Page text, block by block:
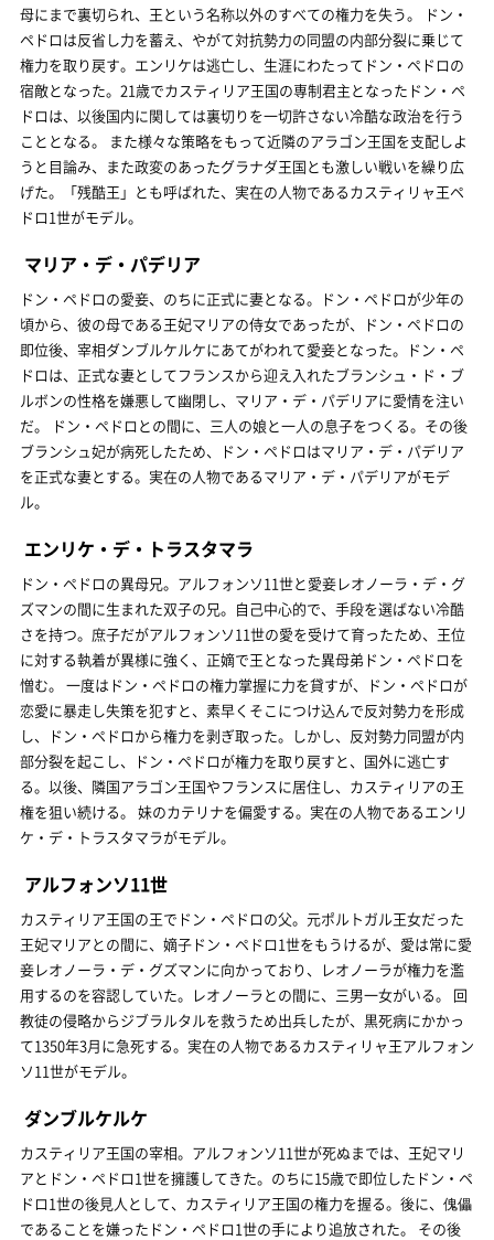
母にまで裏切られ、王という名称以外のすべての権力を失う。 ドン・
ペドロは反省し力を蓄え、やがて対抗勢力の同盟の内部分裂に乗じて
権力を取り戻す。エンリケは逃亡し、生涯にわたってドン・ペドロの
宿敵となった。21歳でカスティリア王国の専制君主となったドン・ペ
ドロは、以後国内に関しては裏切りを一切許さない冷酷な政治を行う
こととなる。 また様々な策略をもって近隣のアラゴン王国を支配しよ
うと目論み、また政変のあったグラナダ王国とも激しい戦いを繰り広
げた。「残酷王」とも呼ばれた、実在の人物であるカスティリャ王ペ
ドロ1世がモデル。
マリア・デ・パデリア
ドン・ペドロの愛妾、のちに正式に妻となる。ドン・ペドロが少年の
頃から、彼の母である王妃マリアの侍女であったが、ドン・ペドロの
即位後、宰相ダンブルケルケにあてがわれて愛妾となった。ドン・ペ
ドロは、正式な妻としてフランスから迎え入れたブランシュ・ド・ブ
ルボンの性格を嫌悪して幽閉し、マリア・デ・パデリアに愛情を注い
だ。 ドン・ペドロとの間に、三人の娘と一人の息子をつくる。その後
ブランシュ妃が病死したため、ドン・ペドロはマリア・デ・パデリア
を正式な妻とする。実在の人物であるマリア・デ・パデリアがモデ
ル。
エンリケ・デ・トラスタマラ
ドン・ペドロの異母兄。アルフォンソ11世と愛妾レオノーラ・デ・グ
ズマンの間に生まれた双子の兄。自己中心的で、手段を選ばない冷酷
さを持つ。庶子だがアルフォンソ11世の愛を受けて育ったため、王位
に対する執着が異様に強く、正嫡で王となった異母弟ドン・ペドロを
憎む。 一度はドン・ペドロの権力掌握に力を貸すが、ドン・ペドロが
恋愛に暴走し失策を犯すと、素早くそこにつけ込んで反対勢力を形成
し、ドン・ペドロから権力を剥ぎ取った。しかし、反対勢力同盟が内
部分裂を起こし、ドン・ペドロが権力を取り戻すと、国外に逃亡す
る。以後、隣国アラゴン王国やフランスに居住し、カスティリアの王
権を狙い続ける。 妹のカテリナを偏愛する。実在の人物であるエンリ
ケ・デ・トラスタマラがモデル。
アルフォンソ11世
カスティリア王国の王でドン・ペドロの父。元ポルトガル王女だった
王妃マリアとの間に、嫡子ドン・ペドロ1世をもうけるが、愛は常に愛
妾レオノーラ・デ・グズマンに向かっており、レオノーラが権力を濫
用するのを容認していた。レオノーラとの間に、三男一女がいる。 回
教徒の侵略からジブラルタルを救うため出兵したが、黒死病にかかっ
て1350年3月に急死する。実在の人物であるカスティリャ王アルフォン
ソ11世がモデル。
ダンブルケルケ
カスティリア王国の宰相。アルフォンソ11世が死ぬまでは、王妃マリ
アとドン・ペドロ1世を擁護してきた。のちに15歳で即位したドン・ペ
ドロ1世の後見人として、カスティリア王国の権力を握る。後に、傀儡
であることを嫌ったドン・ペドロ1世の手により追放された。 その後